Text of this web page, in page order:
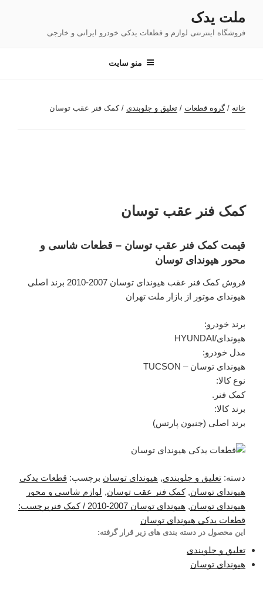
محتوا
ملت یدک
فروشگاه اینترنتی لوازم و قطعات یدکی خودرو ایرانی و خارجی
منو سایت
خانه /گروه قطعات / تعلیق و جلوبندی / کمک فنر عقب توسان
کمک فنر عقب توسان
قیمت کمک فنر عقب توسان – قطعات شاسی و
محور هیوندای توسان
فروش کمک فنر عقب هیوندای توسان 2007-2010 برند اصلی
هیوندای موتور از بازار ملت تهران
برند خودرو:
هیوندای/HYUNDAI
مدل خودرو:
هیوندای توسان – TUCSON
نوع کالا:
کمک فنر.
برند کالا:
برند اصلی (جنیون پارتس)
دسته: تعلیق و جلوبندی, هیوندای توسان برچسب: قطعات یدکی
هیوندای توسان,کمک فنر عقب توسان, لوازم شاسی و محور
هیوندای توسان,
هیوندای توسان 2007-2010 / کمک فنربرچسب:
قطعات یدکی هیوندای توسان
این محصول در دسته بندی های زیر قرار گرفته:
تعلیق و جلوبندی
هیوندای توسان